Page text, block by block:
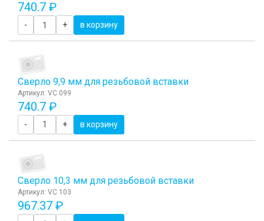
740.7 ₽
- + в корзину
Сверло 9,9 мм для резьбовой вставки
Артикул: VC 099
740.7 ₽
- + в корзину
Сверло 10,3 мм для резьбовой вставки
Артикул: VC 103
967.37 ₽